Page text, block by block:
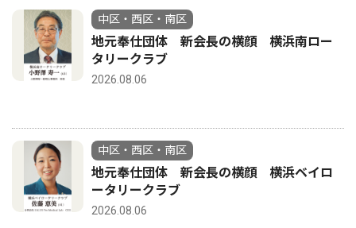
中区・西区・南区
地元奉仕団体 新会長の横顔 横浜南ロー
タリークラブ
2026.08.06
中区・西区・南区
地元奉仕団体 新会長の横顔 横浜ベイロ
ータリークラブ
2026.08.06